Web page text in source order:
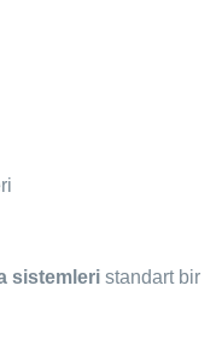
sistemleri standart bir